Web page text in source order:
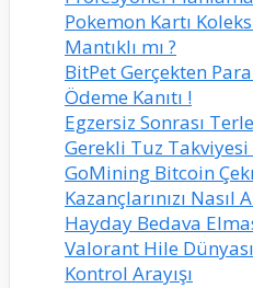
Pokemon Kartı
Mantıklı mı ?
BitPet Gerçekten
Ödeme Kanıtı !
Egzersiz Sonrası
Gerekli Tuz
GoMining Bitcoin
Kazançlarınızı Nasıl
Hayday Bedava
Valorant Hile
Kontrol Arayışı